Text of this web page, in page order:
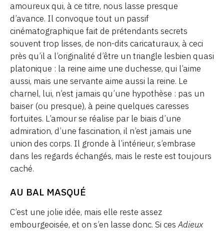
amoureux qui, à ce titre, nous lasse presque
d’avance. Il convoque tout un passif
cinématographique fait de prétendants secrets
souvent trop lisses, de non-dits caricaturaux, à ceci
près qu’il a l’originalité d’être un triangle lesbien quasi
platonique : la reine aime une duchesse, qui l’aime
aussi, mais une servante aime aussi la reine. Le
charnel, lui, n’est jamais qu’une hypothèse : pas un
baiser (ou presque), à peine quelques caresses
fortuites. L’amour se réalise par le biais d’une
admiration, d’une fascination, il n’est jamais une
union des corps. Il gronde à l’intérieur, s’embrase
dans les regards échangés, mais le reste est toujours
caché.
AU BAL MASQUÉ
C’est une jolie idée, mais elle reste assez
embourgeoisée, et on s’en lasse donc. Si cesAdieux